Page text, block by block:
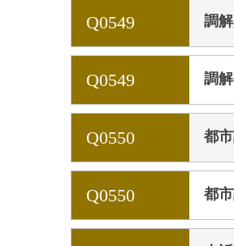
Q0549 調
Q0549 調
Q0550 都
Q0550 都